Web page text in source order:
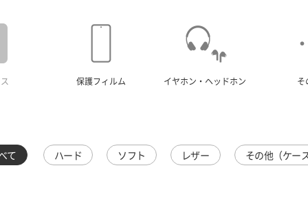
保護フィルム イヤホン・ヘッドホン そ
て ハード ソフト レザー その他（ケース